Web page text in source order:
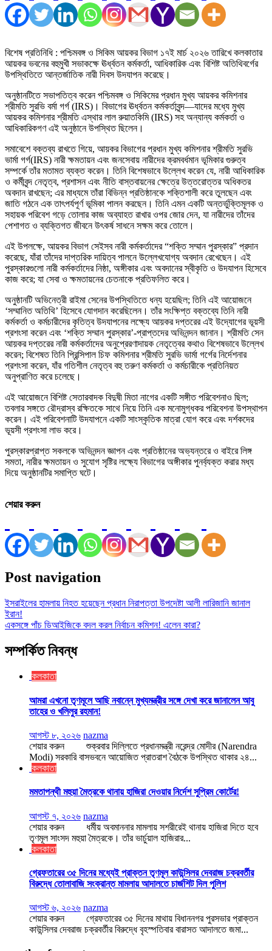
বিশেষ প্রতিনিধি : পশ্চিমবঙ্গ ও সিকিম আয়কর বিভাগ ১৭ই মার্চ ২০২৬ তারিখে কলকাতার
আয়কর ভবনের বহুমুখী সভাকক্ষে ঊর্ধ্বতন কর্মকর্তা, আধিকারিক এবং বিশিষ্ট অতিথিবর্গের
উপস্থিতিতে আন্তর্জাতিক নারী দিবস উদযাপন করেছে।
অনুষ্ঠানটিতে সভাপতিত্ব করেন পশ্চিমবঙ্গ ও সিকিমের প্রধান মুখ্য আয়কর কমিশনার
শ্রীমতি সুরভি বর্মা গর্গ (IRS)। বিভাগের ঊর্ধ্বতন কর্মকর্তাবৃন্দ—যাদের মধ্যে মুখ্য
আয়কর কমিশনার শ্রীমতি এস্থার লাল রুয়াতকিমি (IRS) সহ অন্যান্য কর্মকর্তা ও
আধিকারিকগণ এই অনুষ্ঠানে উপস্থিত ছিলেন।
সমাবেশে বক্তব্য রাখতে গিয়ে, আয়কর বিভাগের প্রধান মুখ্য কমিশনার শ্রীমতি সুরভি
ভার্মা গর্গ(IRS) নারী ক্ষমতায়ন এবং জনসেবায় নারীদের ক্রমবর্ধমান ভূমিকার গুরুত্ব
সম্পর্কে তাঁর মতামত ব্যক্ত করেন। তিনি বিশেষভাবে উল্লেখ করেন যে, নারী আধিকারিক
ও কর্মীবৃন্দ নেতৃত্ব, প্রশাসন এবং নীতি বাস্তবায়নের ক্ষেত্রে উত্তরোত্তর অধিকতর
অবদান রাখছেন; এর মাধ্যমে তাঁরা বিভিন্ন প্রতিষ্ঠানকে শক্তিশালী করে তুলছেন এবং
জাতি গঠনে এক তাৎপর্যপূর্ণ ভূমিকা পালন করছেন। তিনি এমন একটি অন্তর্ভুক্তিমূলক ও
সহায়ক পরিবেশ গড়ে তোলার কাজ অব্যাহত রাখার ওপর জোর দেন, যা নারীদের তাঁদের
পেশাগত ও ব্যক্তিগত জীবনে উৎকর্ষ সাধনে সক্ষম করে তোলে।
এই উপলক্ষে, আয়কর বিভাগ সেইসব নারী কর্মকর্তাদের “শক্তি সম্মান পুরস্কার” প্রদান
করেছে, যাঁরা তাঁদের দাপ্তরিক দায়িত্ব পালনে উল্লেখযোগ্য অবদান রেখেছেন। এই
পুরস্কারগুলো নারী কর্মকর্তাদের নিষ্ঠা, অঙ্গীকার এবং অবদানের স্বীকৃতি ও উদযাপন হিসেবে
কাজ করে; যা সেবা ও ক্ষমতায়নের চেতনাকে প্রতিফলিত করে।
অনুষ্ঠানটি অভিনেত্রী রাইমা সেনের উপস্থিতিতে ধন্য হয়েছিল; তিনি এই আয়োজনে
‘সম্মানিত অতিথি’ হিসেবে যোগদান করেছিলেন। তাঁর সংক্ষিপ্ত বক্তব্যে তিনি নারী
কর্মকর্তা ও কর্মচারীদের কৃতিত্ব উদযাপনের লক্ষ্যে আয়কর দপ্তরের এই উদ্যোগের ভূয়সী
প্রশংসা করেন এবং ‘শক্তি সম্মান পুরস্কার’-প্রাপ্তদের অভিনন্দন জানান। শ্রীমতি সেন
আয়কর দপ্তরের নারী কর্মকর্তাদের অনুপ্রেরণাদায়ক নেতৃত্বের কথাও বিশেষভাবে উল্লেখ
করেন; বিশেষত তিনি প্রিন্সিপাল চিফ কমিশনার শ্রীমতি সুরভি ভার্মা গর্গের নির্দেশনার
প্রশংসা করেন, যাঁর গতিশীল নেতৃত্ব বহু তরুণ কর্মকর্তা ও কর্মচারীকে প্রতিনিয়ত
অনুপ্রাণিত করে চলেছে।
এই আয়োজনে বিশিষ্ট সেতারবাদক বিদুষী মিতা নাগের একটি সঙ্গীত পরিবেশনাও ছিল;
তবলার সঙ্গতে রৌদ্রাস্ব রক্ষিতকে সাথে নিয়ে তিনি এক মনোমুগ্ধকর পরিবেশনা উপস্থাপন
করেন। এই পরিবেশনাটি উদযাপনে একটি সাংস্কৃতিক মাত্রা যোগ করে এবং দর্শকদের
ভূয়সী প্রশংসা লাভ করে।
পুরস্কারপ্রাপ্ত সকলকে অভিনন্দন জ্ঞাপন এবং প্রতিষ্ঠানের অভ্যন্তরে ও বাইরে লিঙ্গ
সমতা, নারীর ক্ষমতায়ন ও সুযোগ সৃষ্টির লক্ষ্যে বিভাগের অঙ্গীকার পুনর্ব্যক্ত করার মধ্য
দিয়ে অনুষ্ঠানটির সমাপ্তি ঘটে।
শেয়ার করুন
Post navigation
ইসরাইলের হামলায় নিহত হয়েছেন প্রধান নিরাপত্তা উপদেষ্টা আলী লারিজানি জানাল
ইরান!
একসঙ্গে পাঁচ ডিআইজিকে বদল করল নির্বাচন কমিশন! এলেন কারা?
সম্পর্কিত নিবন্ধ
কলকাতা
আমরা এখনো তৃণমূলে আছি নবান্নে মুখ্যমন্ত্রীর সঙ্গে দেখা করে জানালেন আবু
তাহের ও খলিলুর রহমান!
আগস্ট ৮, ২০২৬ nazma
শেয়ার করুন শুক্রবার দিল্লিতে প্রধানমন্ত্রী নরেন্দ্র মোদীর (Narendra
Modi) সরকারি বাসভবনে আয়োজিত প্রাতরাশ বৈঠকে উপস্থিত থাকার ২৪...
কলকাতা
মমতাপন্থী মহুয়া মৈত্রকে থানায় হাজিরা দেওয়ার নির্দেশ সুপ্রিম কোর্টের!
আগস্ট ৭, ২০২৬ nazma
শেয়ার করুন ধর্মীয় অবমাননার মামলায় সশরীরেই থানায় হাজিরা দিতে হবে
তৃণমূল সাংসদ মহুয়া মৈত্রকে। তাঁর ভার্চুয়াল হাজিরার...
কলকাতা
গ্রেফতারের ৩৫ দিনের মধ্যেই প্রাক্তন তৃণমূল কাউন্সিলর দেবরাজ চক্রবর্তীর
বিরুদ্ধে তোলাবাজি সংক্রান্ত মামলায় আদালতে চার্জশিট দিল পুলিশ
আগস্ট ৬, ২০২৬ nazma
শেয়ার করুন গ্রেফতারের ৩৫ দিনের মাথায় বিধাননগর পুরসভার প্রাক্তন
কাউন্সিলর দেবরাজ চক্রবর্তীর বিরুদ্ধে বৃহস্পতিবার বারাসত আদালতে জমা...